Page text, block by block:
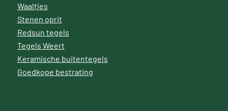
Waaltjes
Stenen oprit
Redsun tegels
Tegels Weert
Keramische buitentegels
Goedkope bestrating